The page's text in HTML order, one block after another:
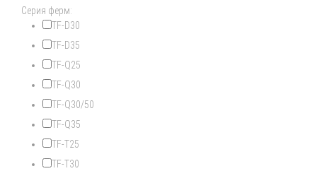
Серия ферм:
TF-D30
TF-D35
TF-Q25
TF-Q30
TF-Q30/50
TF-Q35
TF-T25
TF-T30